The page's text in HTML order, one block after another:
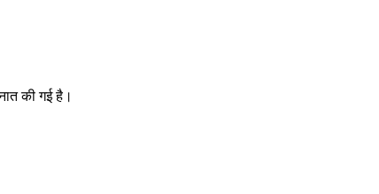
की गई है।